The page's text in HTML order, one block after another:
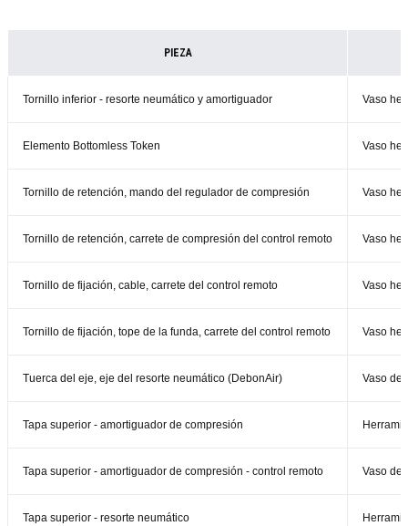
PIEZA
Tornillo inferior - resorte neumático y amortiguador Vaso
Elemento Bottomless Token Vaso
Tornillo de retención, mando del regulador de compresión Vaso
Tornillo de retención, carrete de compresión del control remoto Vaso
Tornillo de fijación, cable, carrete del control remoto Vaso
Tornillo de fijación, tope de la funda, carrete del control remoto Vaso
Tuerca del eje, eje del resorte neumático (DebonAir) Vaso de
Tapa superior - amortiguador de compresión
Tapa superior - amortiguador de compresión - control remoto Vaso de
Tapa superior - resorte neumático